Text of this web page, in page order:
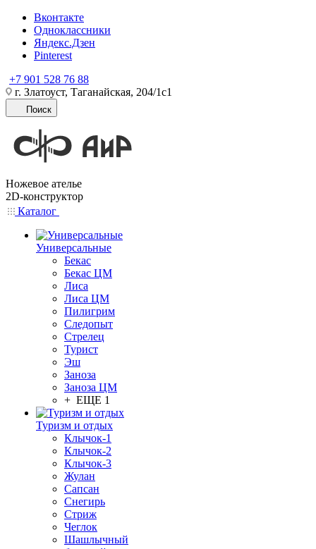
Вконтакте
Одноклассники
Яндекс.Дзен
Pinterest
+7 901 528 76 88
г. Златоуст, Таганайская, 204/1с1
Поиск
Ножевое ателье
2D-конструктор
Каталог
Универсальные
Бекас
Бекас ЦМ
Лиса
Лиса ЦМ
Пилигрим
Следопыт
Стрелец
Турист
Эш
Заноза
Заноза ЦМ
+ ЕЩЕ 1
Туризм и отдых
Клычок-1
Клычок-2
Клычок-3
Жулан
Сапсан
Снегирь
Стриж
Чеглок
Шашлычный